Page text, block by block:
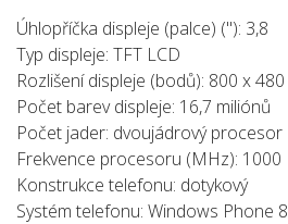
Úhlopříčka displeje (palce) ("): 3,8
Typ displeje: TFT LCD
Rozlišení displeje (bodů): 800 x 480
Počet barev displeje: 16,7 miliónů
Počet jader: dvoujádrový procesor
Frekvence procesoru (MHz): 1000
Konstrukce telefonu: dotykový
Systém telefonu: Windows Phone 8